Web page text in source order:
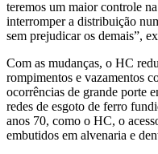
teremos um maior controle
interromper a distribuição
sem prejudicar os demais”,
Com as mudanças, o HC
rompimentos e vazamentos
ocorrências de grande porte
redes de esgoto de ferro
anos 70, como o HC, o
embutidos em alvenaria e